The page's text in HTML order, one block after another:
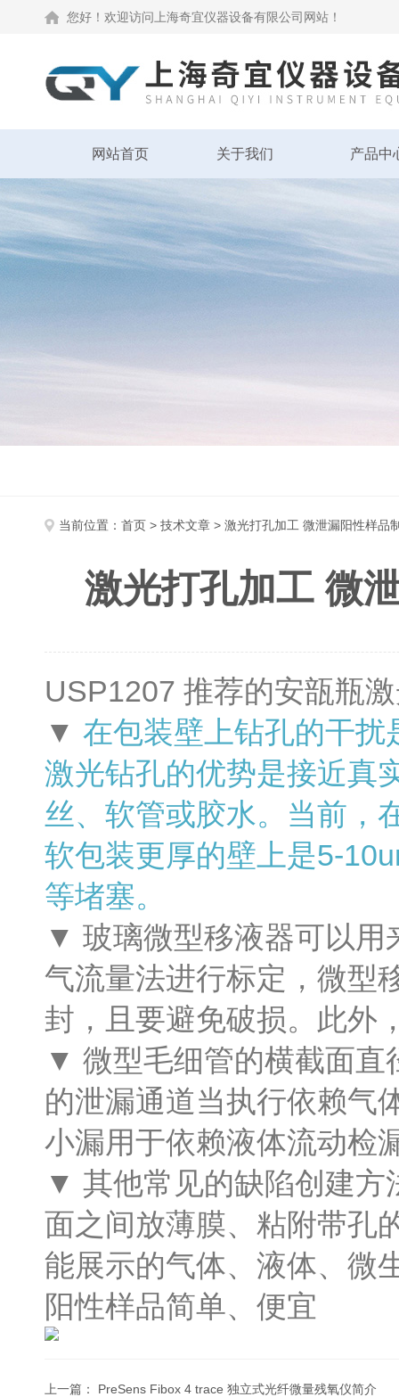
您好！欢迎访问上海奇宜仪器设备有限公司网站！
网站首页 关于我们 产品中
当前位置： 首页 > 技术文章 > 激光打孔加工 微泄漏阳性样品
激光打孔加工 微
USP1207 推荐的安瓿瓶
▼ 在包装壁上钻孔的干
激光钻孔的优势是接近真
丝、软管或胶水。当前，
软包装更厚的壁上是5-
等堵塞。
▼ 玻璃微型移液器可以用
气流量法进行标定，微型
封，且要避免破损。此外
▼ 微型毛细管的横截面直
的泄漏通道当执行依赖气
小漏用于依赖液体流动检
▼ 其他常见的缺陷创建方
面之间放薄膜、粘附带孔
能展示的气体、液体、微
阳性样品简单、便宜
上一篇： PreSens Fibox 4 trace 独立式光纤微量残氧仪简介